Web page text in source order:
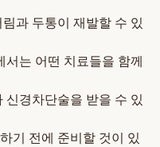
과 두통이 재발할 수 있
는 어떤 치료들을 함께
경차단술을 받을 수 있
기 전에 준비할 것이 있